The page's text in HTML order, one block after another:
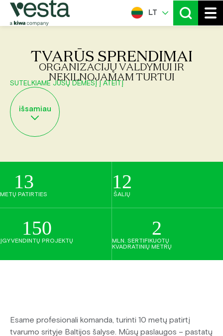
LT
TVARŪS SPRENDIMAI
ORGANIZACIJŲ VALDYMUI IR
NEKILNOJAMAM TURTUI
SUTELKIAME JŪSŲ DĖMESĮ Į ATEITĮ
išsamiau
METŲ PATIRTIES
13
ŠALIŲ
12
ĮGYVENDINTŲ PROJEKTŲ
150
MLN. SERTIFIKUOTŲ
KVADRATINIŲ METRŲ
2
Esame profesionali komanda, turinti 10 metų patirtį
tvarumo srityje Baltijos šalyse. Mūsų paslaugos – pastatų